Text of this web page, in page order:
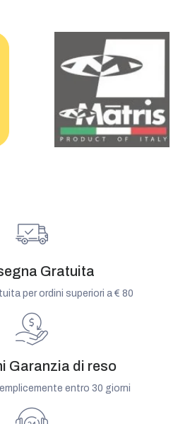
Gratuita
per ordini superiori a € 80
Garanzia di reso
entro 30 giorni